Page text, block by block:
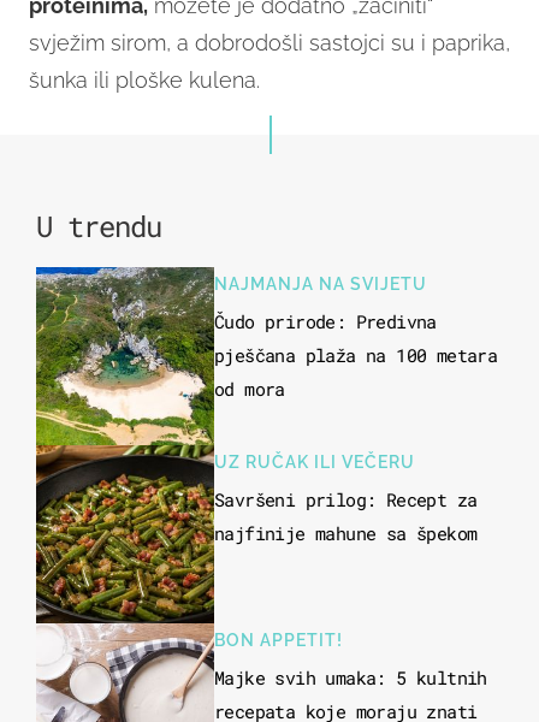
proteinima, možete je dodatno „začiniti“
svježim sirom, a dobrodošli sastojci su i paprika,
šunka ili ploške kulena.
U trendu
NAJMANJA NA SVIJETU
Čudo prirode: Predivna
pješčana plaža na 100 metara
od mora
UZ RUČAK ILI VEČERU
Savršeni prilog: Recept za
najfinije mahune sa špekom
BON APPETIT!
Majke svih umaka: 5 kultnih
recepata koje moraju znati